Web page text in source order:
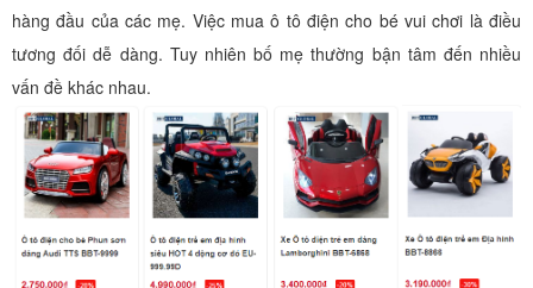
hàng đầu của các mẹ. Việc mua ô tô điện cho bé vui chơi là điều
tương đối dễ dàng. Tuy nhiên bố mẹ thường bận tâm đến nhiều
vấn đề khác nhau.